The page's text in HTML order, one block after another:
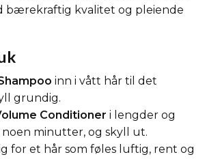
bærekraftig kvalitet og pleiende
inn i vått hår til det
grundig.
Conditioner i lengder og
minutter, og skyll ut.
for et hår som føles luftig, rent og